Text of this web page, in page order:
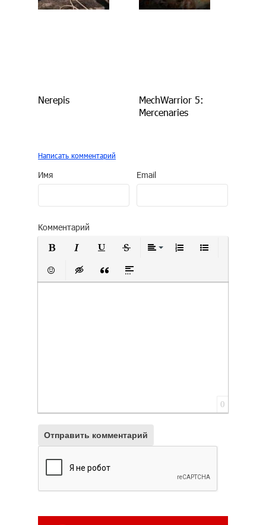
Nerepis
MechWarrior 5:
Mercenaries
Написать комментарий
Имя Email
Комментарий
Полужирный
Вставить смайлик
Вставка скрытого текста
Вставка цитаты
Вставка спойлера
0
Отправить комментарий